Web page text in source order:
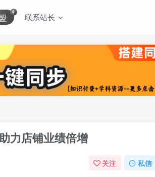
联系站长
力店铺业绩倍增
关注 私信